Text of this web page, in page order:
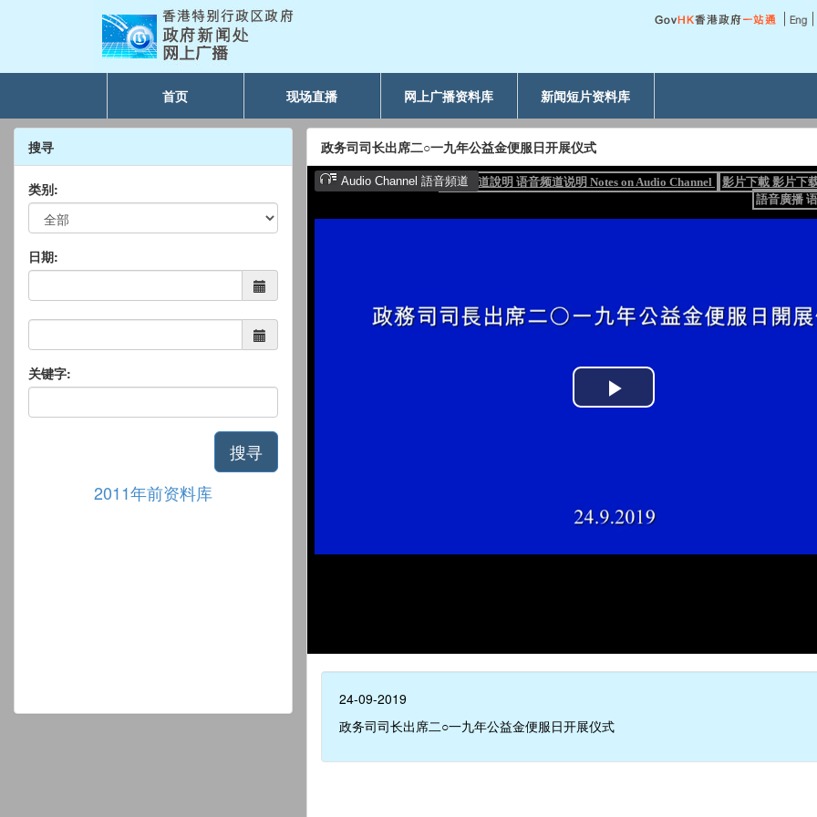
首页 现场直播 网上广播资料库 新闻短片资料库
搜寻
类别:
日期:
关键字:
搜寻
2011年前资料库
政务司司长出席二○一九年公益金便服日开展仪式
24-09-2019
政务司司长出席二○一九年公益金便服日开展仪式